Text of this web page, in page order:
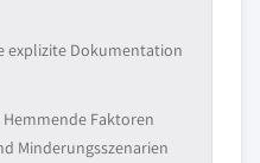
explizite Dokumentation
Faktoren
Minderungsszenarien